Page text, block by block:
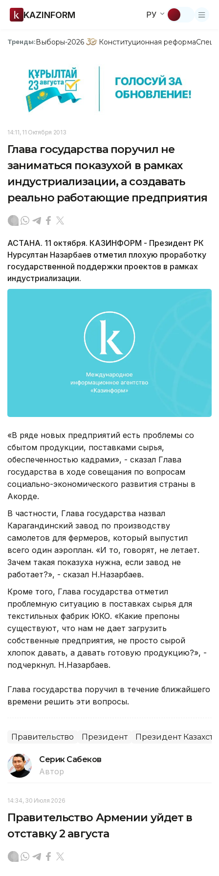
KAZINFORM РУ
Тренды:Выборы-2026 Конституционная реформа
14:11, 11 Октября 2013
Глава государства поручил не
заниматься показухой в рамках
индустриализации, а создавать
реально работающие предприятия
АСТАНА. 11 октября. КАЗИНФОРМ - Президент РК
Нурсултан Назарбаев отметил плохую проработку
государственной поддержки проектов в рамках
индустриализации.
«В ряде новых предприятий есть проблемы со
сбытом продукции, поставками сырья,
обеспеченностью кадрами», - сказал Глава
государства в ходе совещания по вопросам
социально-экономического развития страны в
Акорде.
В частности, Глава государства назвал
Карагандинский завод по производству
самолетов для фермеров, который выпустил
всего один аэроплан. «И то, говорят, не летает.
Зачем такая показуха нужна, если завод не
работает?», - сказал Н.Назарбаев.
Кроме того, Глава государства отметил
проблемную ситуацию в поставках сырья для
текстильных фабрик ЮКО. «Какие препоны
существуют, что нам не дает загрузить
собственные предприятия, не просто сырой
хлопок давать, а давать готовую продукцию?», -
подчеркнул. Н.Назарбаев.
Глава государства поручил в течение ближайшего
времени решить эти вопросы.
Правительство Президент Президент
Серик Сабеков
Автор
14:34, 30 Июля 2026
Правительство Армении уйдет в
отставку 2 августа